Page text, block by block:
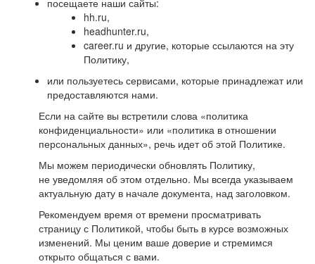
посещаете наши сайты:
hh.ru,
headhunter.ru,
career.ru и другие, которые ссылаются на эту
Политику,
или пользуетесь сервисами, которые принадлежат или
предоставляются нами.
Если на сайте вы встретили слова «политика
конфиденциальности» или «политика в отношении
персональных данных», речь идет об этой Политике.
Мы можем периодически обновлять Политику,
не уведомляя об этом отдельно. Мы всегда указываем
актуальную дату в начале документа, над заголовком.
Рекомендуем время от времени просматривать
страницу с Политикой, чтобы быть в курсе возможных
изменений. Мы ценим ваше доверие и стремимся
открыто общаться с вами.